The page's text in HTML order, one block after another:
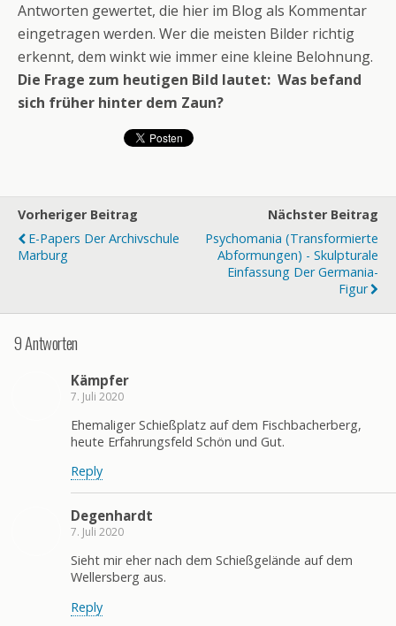
Antworten gewertet, die hier im Blog als Kommentar
eingetragen werden. Wer die meisten Bilder richtig
erkennt, dem winkt wie immer eine kleine Belohnung.
Die Frage zum heutigen Bild lautet: Was befand
sich früher hinter dem Zaun?
Vorheriger Beitrag
E-Papers Der Archivschule
Marburg
Nächster Beitrag
Psychomania (Transformierte
Abformungen) - Skulpturale
Einfassung Der Germania-
Figur
9 Antworten
Kämpfer
7. Juli 2020
Ehemaliger Schießplatz auf dem Fischbacherberg,
heute Erfahrungsfeld Schön und Gut.
Reply
Degenhardt
7. Juli 2020
Sieht mir eher nach dem Schießgelände auf dem
Wellersberg aus.
Reply